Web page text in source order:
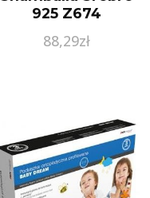
925 Z674
88,29zł